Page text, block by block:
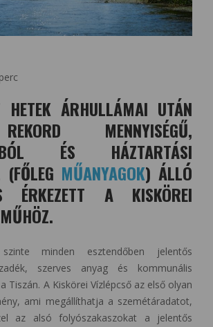
perc
ÁRHULLÁMAI UTÁN
MENNYISÉGŰ,
ÉS HÁZTARTÁSI
(FŐLEG MŰANYAGOK) ÁLLÓ
ÉRKEZETT A KISKÖREI
minden esztendőben jelentős
szerves anyag és kommunális
Tiszán. A Kiskörei Vízlépcső az első olyan
ami megállíthatja a szemétáradatot,
az alsó folyószakaszokat a jelentős